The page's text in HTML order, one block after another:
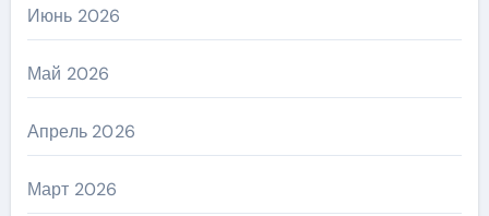
Июнь 2026
Май 2026
Апрель 2026
Март 2026